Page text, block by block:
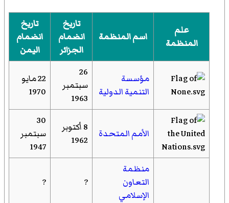
علم
المنظمة
اسم المنظمة
تاريخ
انضمام
الجزائر
تاريخ
انضمام
اليمن
مؤسسة
التنمية الدولية
26
سبتمبر
1963
22 مايو
1970
الأمم المتحدة
8 أكتوبر
1962
30
سبتمبر
1947
منظمة
التعاون
الإسلامي
?
?